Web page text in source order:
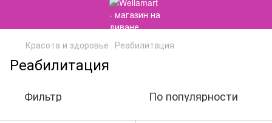
Красота и здоровье Реабилитация
Реабилитация
Фильтр По популярности